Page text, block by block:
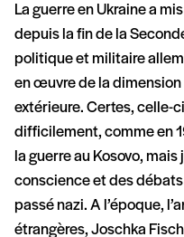
La guerre en Ukraine a
depuis la fin de la
politique et militaire
en œuvre de la
extérieure. Certes, celle-
difficilement, comme en
la guerre au Kosovo,
conscience et des
passé nazi. A l’époque,
étrangères, Joschka